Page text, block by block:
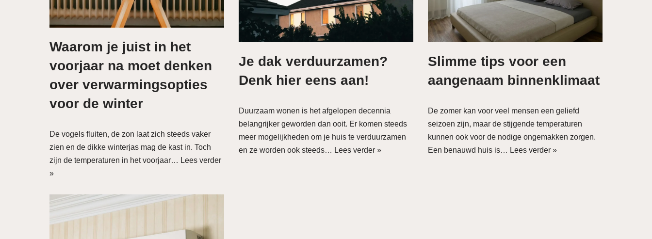
Waarom je juist in het
voorjaar na moet denken
over verwarmingsopties
voor de winter
De vogels fluiten, de zon laat zich steeds vaker
zien en de dikke winterjas mag de kast in. Toch
zijn de temperaturen in het voorjaar… Lees verder
»
Je dak verduurzamen?
Denk hier eens aan!
Duurzaam wonen is het afgelopen decennia
belangrijker geworden dan ooit. Er komen steeds
meer mogelijkheden om je huis te verduurzamen
en ze worden ook steeds… Lees verder »
Slimme tips voor een
aangenaam binnenklimaat
De zomer kan voor veel mensen een geliefd
seizoen zijn, maar de stijgende temperaturen
kunnen ook voor de nodige ongemakken zorgen.
Een benauwd huis is… Lees verder »